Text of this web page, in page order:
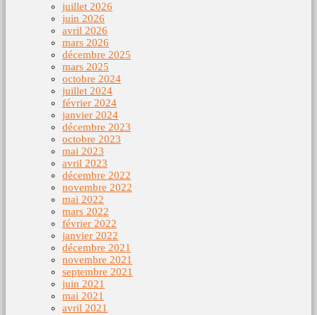
juillet 2026
juin 2026
avril 2026
mars 2026
décembre 2025
mars 2025
octobre 2024
juillet 2024
février 2024
janvier 2024
décembre 2023
octobre 2023
mai 2023
avril 2023
décembre 2022
novembre 2022
mai 2022
mars 2022
février 2022
janvier 2022
décembre 2021
novembre 2021
septembre 2021
juin 2021
mai 2021
avril 2021